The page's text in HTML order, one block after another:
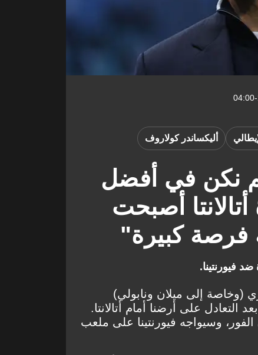
نكن في أفضل
أتالانتا أصبحت
فرصة كبيرة"
أليكساندر كولاروف
فيورنتينا.
(وخاصة إلى ميلان ونابولي)
التعادل على أرضنا أمام أتالانتا.
الفور، وسيواجه فيورنتينا على ملعب